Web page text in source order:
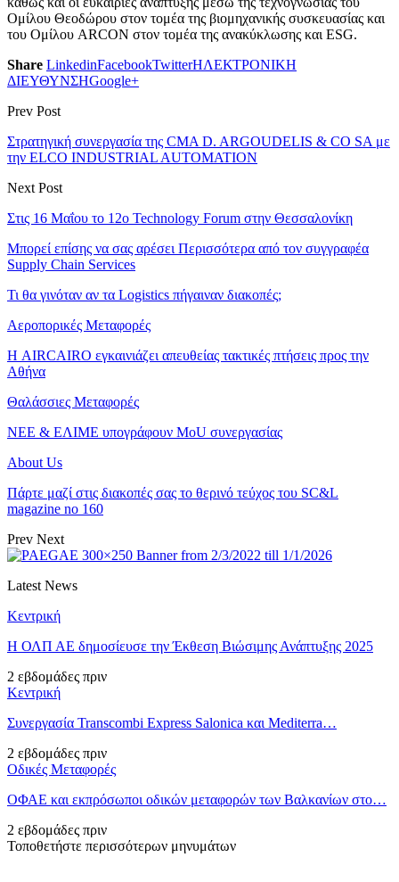
Ομίλου Θεοδώρου στον τομέα της βιομηχανικής συσκευασίας και
του Ομίλου ARCON στον τομέα της ανακύκλωσης και ESG.
Share LinkedinFacebookTwitterΗΛΕΚΤΡΟΝΙΚΗ
ΔΙΕΥΘΥΝΣΗGoogle+
Prev Post
Στρατηγική συνεργασία της CMA D. ARGOUDELIS & CO SA με
την ELCO INDUSTRIAL AUTOMATION
Next Post
Στις 16 Μαΐου το 12ο Technology Forum στην Θεσσαλονίκη
Μπορεί επίσης να σας αρέσει Περισσότερα από τον συγγραφέα
Supply Chain Services
Τι θα γινόταν αν τα Logistics πήγαιναν διακοπές;
Αεροπορικές Μεταφορές
Η AIRCAIRO εγκαινιάζει απευθείας τακτικές πτήσεις προς την
Αθήνα
Θαλάσσιες Μεταφορές
ΝΕΕ & ΕΛΙΜΕ υπογράφουν MoU συνεργασίας
About Us
Πάρτε μαζί στις διακοπές σας το θερινό τεύχος του SC&L
magazine no 160
Prev Next
Latest News
Κεντρική
Η ΟΛΠ ΑΕ δημοσίευσε την Έκθεση Βιώσιμης Ανάπτυξης 2025
2 εβδομάδες πριν
Κεντρική
Συνεργασία Transcombi Express Salonica και Mediterra…
2 εβδομάδες πριν
Οδικές Μεταφορές
ΟΦΑΕ και εκπρόσωποι οδικών μεταφορών των Βαλκανίων στο…
2 εβδομάδες πριν
Τοποθετήστε περισσότερων μηνυμάτων